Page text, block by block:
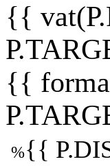
{{
{{
%{{